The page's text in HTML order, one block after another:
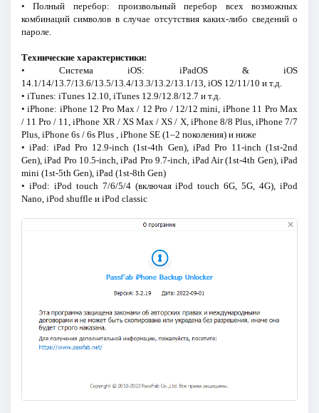
• Полный перебор: произвольный перебор всех возможных
комбинаций символов в случае отсутствия каких-либо сведений о
пароле.
Технические характеристики:
• Система iOS: iPadOS & iOS
14.1/14/13.7/13.6/13.5/13.4/13.3/13.2/13.1/13, iOS 12/11/10 и т.д.
• iTunes: iTunes 12.10, iTunes 12.9/12.8/12.7 и т.д.
• iPhone: iPhone 12 Pro Max / 12 Pro / 12/12 mini, iPhone 11 Pro Max
/ 11 Pro / 11, iPhone XR / XS Max / XS / X, iPhone 8/8 Plus, iPhone 7/7
Plus, iPhone 6s / 6s Plus , iPhone SE (1–2 поколения) и ниже
• iPad: iPad Pro 12.9-inch (1st-4th Gen), iPad Pro 11-inch (1st-2nd
Gen), iPad Pro 10.5-inch, iPad Pro 9.7-inch, iPad Air (1st-4th Gen), iPad
mini (1st-5th Gen), iPad (1st-8th Gen)
• iPod: iPod touch 7/6/5/4 (включая iPod touch 6G, 5G, 4G), iPod
Nano, iPod shuffle и iPod classic